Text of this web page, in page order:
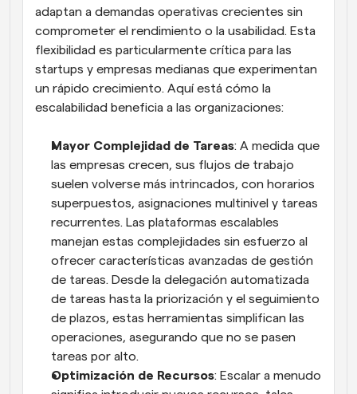
adaptan a demandas operativas crecientes sin
comprometer el rendimiento o la usabilidad. Esta
flexibilidad es particularmente crítica para las
startups y empresas medianas que experimentan
un rápido crecimiento. Aquí está cómo la
escalabilidad beneficia a las organizaciones:
Mayor Complejidad de Tareas: A medida que
las empresas crecen, sus flujos de trabajo
suelen volverse más intrincados, con horarios
superpuestos, asignaciones multinivel y tareas
recurrentes. Las plataformas escalables
manejan estas complejidades sin esfuerzo al
ofrecer características avanzadas de gestión
de tareas. Desde la delegación automatizada
de tareas hasta la priorización y el seguimiento
de plazos, estas herramientas simplifican las
operaciones, asegurando que no se pasen
tareas por alto.
Optimización de Recursos: Escalar a menudo